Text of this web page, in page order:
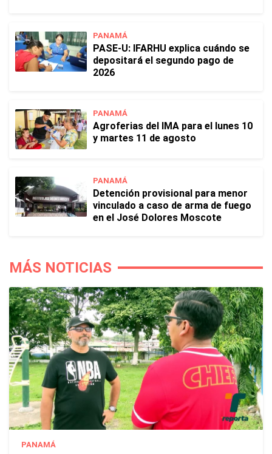
PANAMÁ
PASE-U: IFARHU explica cuándo se
depositará el segundo pago de
2026
PANAMÁ
Agroferias del IMA para el lunes 10
y martes 11 de agosto
PANAMÁ
Detención provisional para menor
vinculado a caso de arma de fuego
en el José Dolores Moscote
MÁS NOTICIAS
PANAMÁ